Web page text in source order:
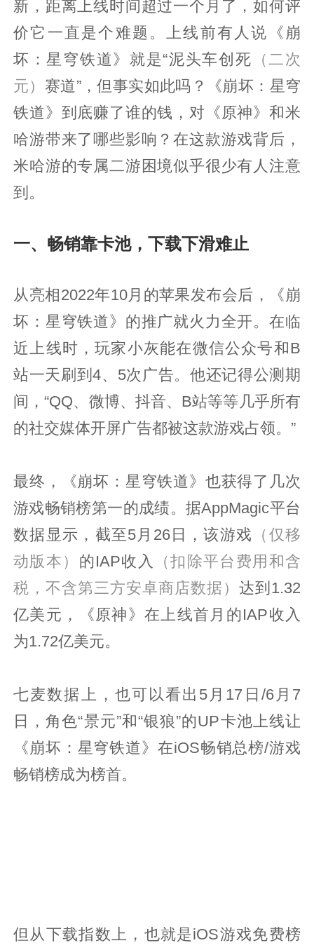
新，距离上线时间超过一个月了，如何评
价它一直是个难题。上线前有人说《崩
坏：星穹铁道》就是“泥头车创死 （二次
元） 赛道”，但事实如此吗？《崩坏：星穹
铁道》到底赚了谁的钱，对《原神》和米
哈游带来了哪些影响？在这款游戏背后，
米哈游的专属二游困境似乎很少有人注意
到。
一、畅销靠卡池，下载下滑难止
从亮相2022年10月的苹果发布会后，《崩
坏：星穹铁道》的推广就火力全开。在临
近上线时，玩家小灰能在微信公众号和B
站一天刷到4、5次广告。他还记得公测期
间，“QQ、微博、抖音、B站等等几乎所有
的社交媒体开屏广告都被这款游戏占领。”
最终，《崩坏：星穹铁道》也获得了几次
游戏畅销榜第一的成绩。据AppMagic平台
数据显示，截至5月26日，该游戏 （仅移
动版本） 的IAP收入
（扣除平台费用和含
税，不含第三方安卓商店数据） 达到1.32
亿美元，《原神》在上线首月的IAP收入
为1.72亿美元。
七麦数据上，也可以看出5月17日/6月7
日，角色“景元”和“银狼”的UP卡池上线让
《崩坏：星穹铁道》在iOS畅销总榜/游戏
畅销榜成为榜首。
但从下载指数上，也就是iOS游戏免费榜